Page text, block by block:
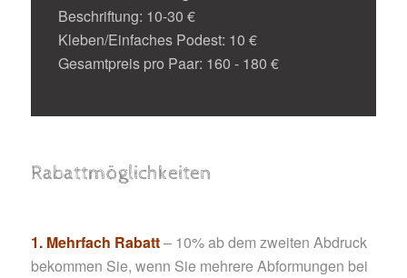
Beschriftung: 10-30 €
Kleben/Einfaches Podest: 10 €
Gesamtpreis pro Paar: 160 - 180 €
Rabattmöglichkeiten
1. Mehrfach Rabatt– 10% ab dem zweiten Abdruck
bekommen Sie, wenn Sie mehrere Abformungen bei